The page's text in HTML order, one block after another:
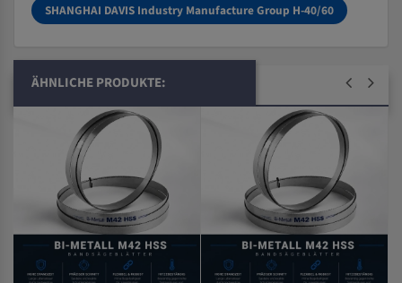
SHANGHAI DAVIS Industry Manufacture Group H-40/60
ÄHNLICHE PRODUKTE: